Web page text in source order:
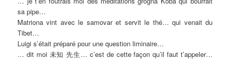
sa pipe…
Matriona vint avec le samovar et servit le thé… qui venait du
Tibet…
Luigi s’était préparé pour une question liminaire…
… dit moi 未知 先生… c’est de cette façon qu’il faut t’appeler…